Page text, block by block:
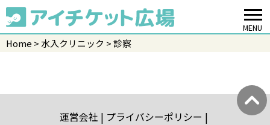
MENU
Home 水入クリニック 診察
運営会社
プライバシーポリシー